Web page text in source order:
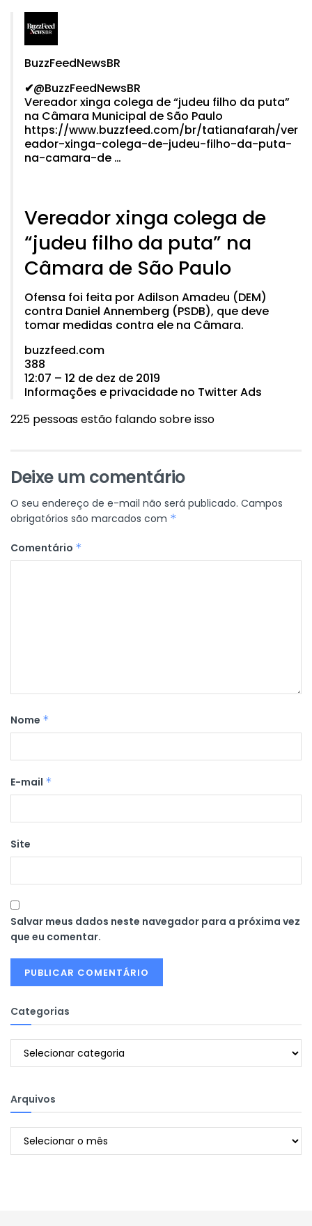
BuzzFeedNewsBR
✔@BuzzFeedNewsBR
Vereador xinga colega de “judeu filho da puta”
na Câmara Municipal de São Paulo
https://www.buzzfeed.com/br/tatianafarah/ver
eador-xinga-colega-de-judeu-filho-da-puta-
na-camara-de …
Vereador xinga colega de
“judeu filho da puta” na
Câmara de São Paulo
Ofensa foi feita por Adilson Amadeu (DEM)
contra Daniel Annemberg (PSDB), que deve
tomar medidas contra ele na Câmara.
buzzfeed.com
388
12:07 – 12 de dez de 2019
Informações e privacidade no Twitter Ads
225 pessoas estão falando sobre isso
Deixe um comentário
O seu endereço de e-mail não será publicado. Campos
obrigatórios são marcados com *
Comentário *
Nome *
E-mail *
Site
Salvar meus dados neste navegador para a próxima vez
que eu comentar.
Categorias
Categorias
Arquivos
Arquivos